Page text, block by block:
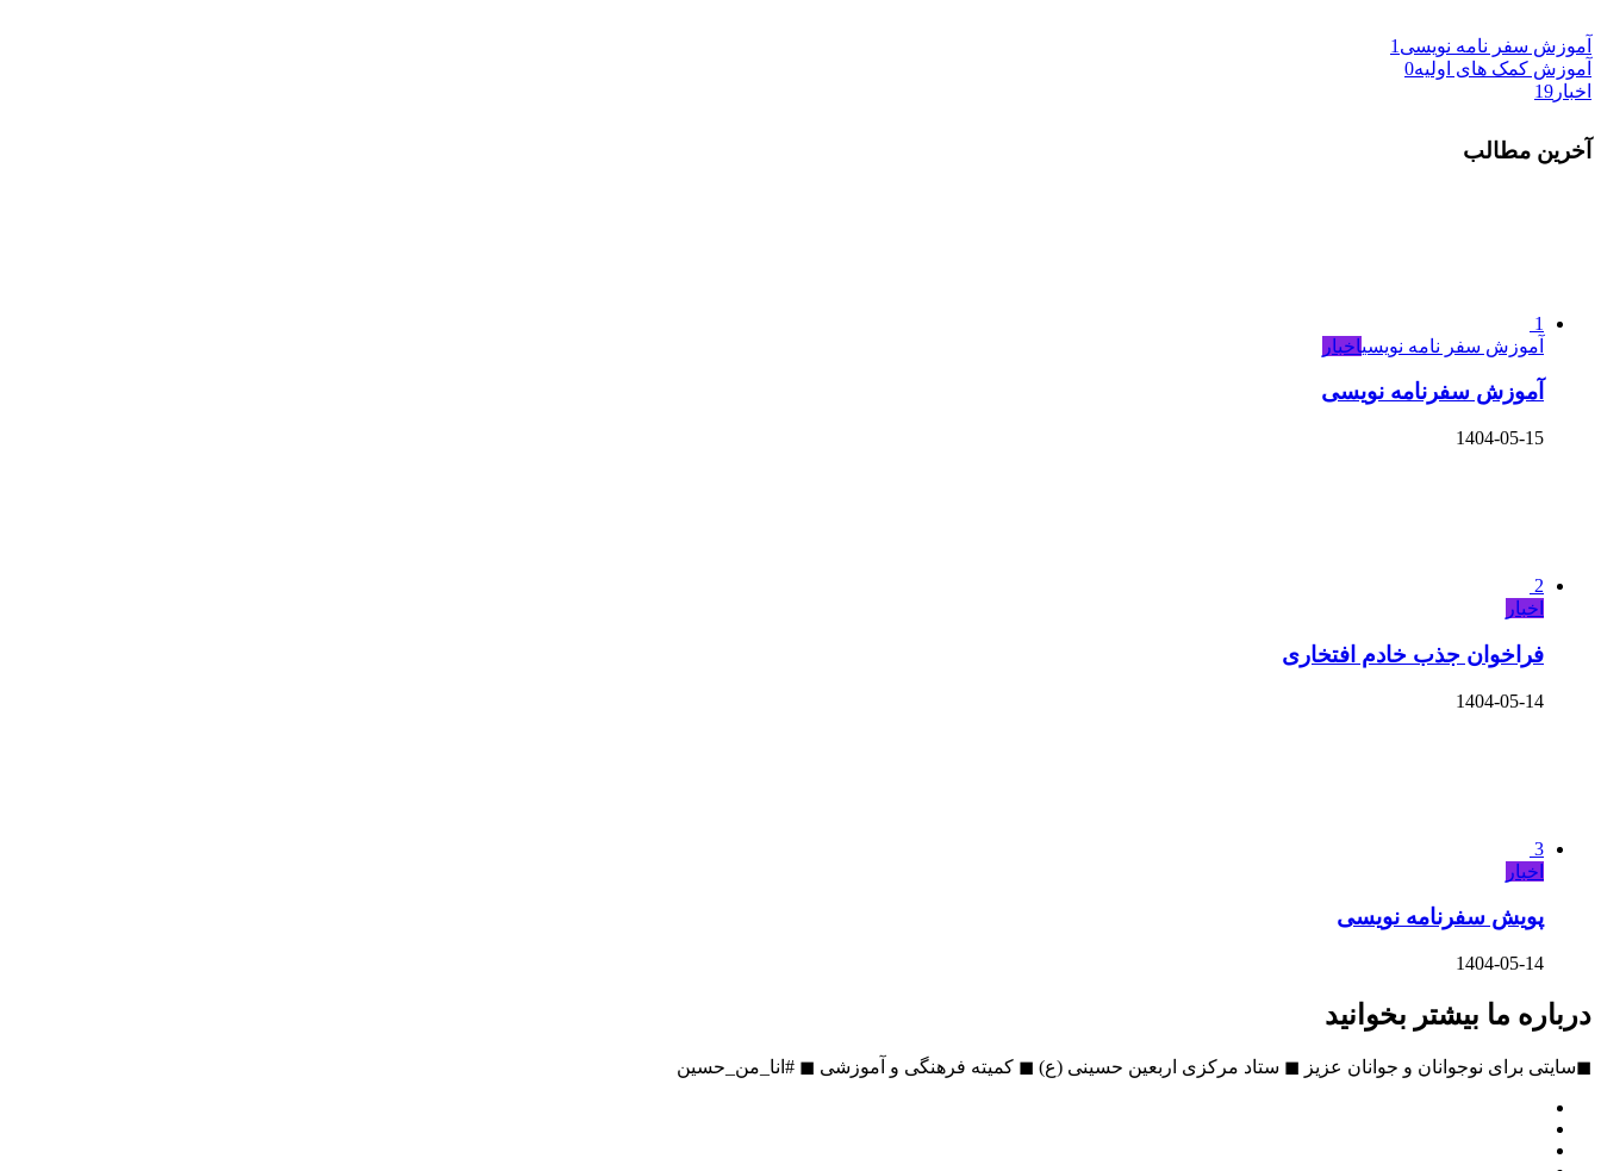
آموزش سفر نامه نویسی 1
آموزش کمک های اولیه0
اخبار 19
آخرین مطالب
1
آموزش سفر نامه نویسیاخبار
آموزش سفرنامه نویسی
1404-05-15
2
اخبار
فراخوان جذب خادم افتخاری
1404-05-14
3
اخبار
پویش سفرنامه نویسی
1404-05-14
درباره ما بیشتر بخوانید
◼سایتی برای نوجوانان و جوانان عزیز ◼ ستاد مرکزی اربعین حسینی (ع) ◼ کمیته فرهنگی و آموزشی ◼ #انا_من_حسین